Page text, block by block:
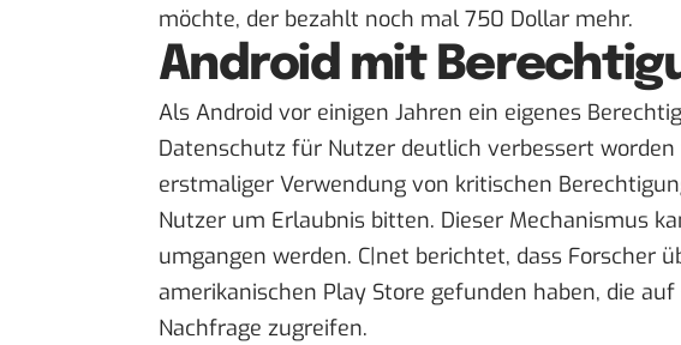
möchte, der bezahlt noch mal 750 Dollar mehr.
Android mit
Als Android vor einigen Jahren ein eigenes
Datenschutz für Nutzer deutlich verbessert worden
erstmaliger Verwendung von kritischen
Nutzer um Erlaubnis bitten. Dieser Mechanismus
umgangen werden. C|net berichtet, dass Forscher
amerikanischen Play Store gefunden haben, die
Nachfrage zugreifen.